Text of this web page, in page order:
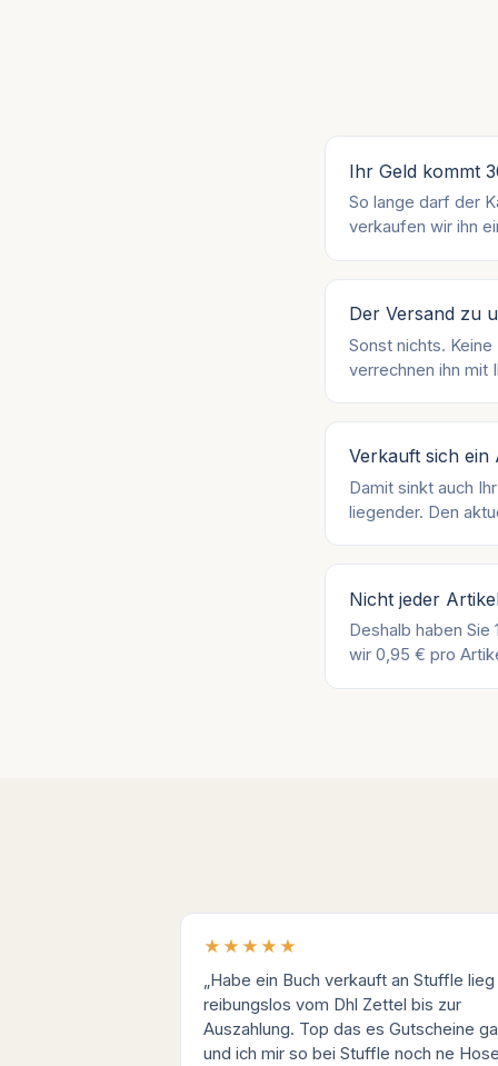
Ihr Geld kommt
So lange darf der
verkaufen wir ihn
Der Versand zu
Sonst nichts.
verrechnen ihn mit
Verkauft sich ein
Damit sinkt auch
liegender. Den
Nicht jeder
Deshalb haben
wir 0,95 € pro
★★★★★
„Habe ein Buch verkauft an Stuffle
reibungslos vom Dhl Zettel bis zur
Auszahlung. Top das es Gutscheine
und ich mir so bei Stuffle noch ne